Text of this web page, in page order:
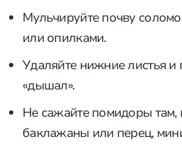
Мульчируйте почву
или опилками.
Удаляйте нижние листья и
«дышал».
Не сажайте помидоры там,
баклажаны или перец,